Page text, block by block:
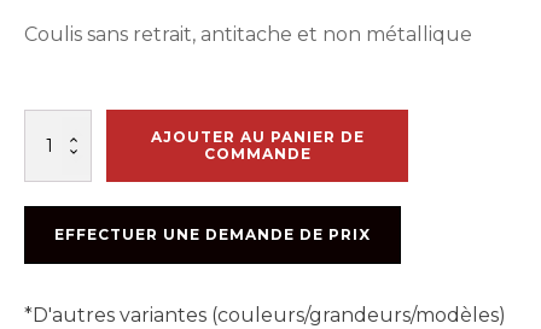
Coulis sans retrait, antitache et non métallique
NS
50LBS
AJOUTER AU PANIER DE
COMMANDE
EFFECTUER UNE DEMANDE DE PRIX
*D'autres variantes (couleurs/grandeurs/modèles)